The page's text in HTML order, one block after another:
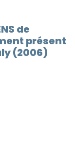
de
présent
(2006)